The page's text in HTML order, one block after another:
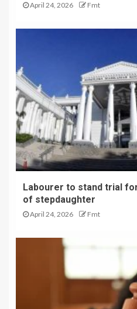
April 24, 2026 Fmt
Labourer to stand trial
of stepdaughter
April 24, 2026 Fmt